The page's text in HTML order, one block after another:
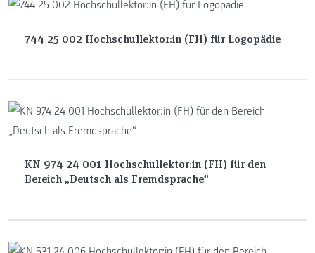
744 25 002 Hochschullektor:in (FH) für Logopädie
KN 974 24 001 Hochschullektor:in (FH) für den
Bereich „Deutsch als Fremdsprache“